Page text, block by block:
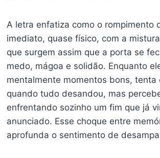
A letra enfatiza como o rompimento
imediato, quase físico, com a
que surgem assim que a porta se
medo, mágoa e solidão. Enquanto
mentalmente momentos bons, tenta
quando tudo desandou, mas
enfrentando sozinho um fim que já
anunciado. Esse choque entre
aprofunda o sentimento de